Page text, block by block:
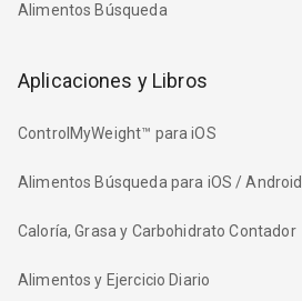
Alimentos Búsqueda
Aplicaciones y Libros
ControlMyWeight™ para iOS
Alimentos Búsqueda para iOS / Android
Caloría, Grasa y Carbohidrato Contador
Alimentos y Ejercicio Diario